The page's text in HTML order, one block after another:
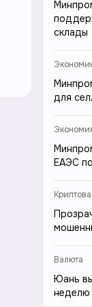
склады
для
ЕАЭС
Валюта
Юань
неделю